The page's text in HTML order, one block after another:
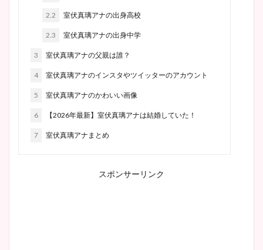
2.2 室伏真璃アナの出身高校
2.3 室伏真璃アナの出身中学
3 室伏真璃アナの父親は誰？
4 室伏真璃アナのインスタやツイッターのアカウント
5 室伏真璃アナのかわいい画像
6 【2026年最新】室伏真璃アナは結婚していた！
7 室伏真璃アナまとめ
スポンサーリンク